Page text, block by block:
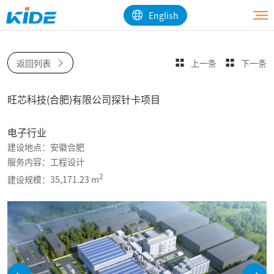
English
返回列表 上一条 下一条
旺芯科技(合肥)有限公司探针卡项目
电子行业
建设地点：安徽合肥
服务内容：工程设计
建设规模：35,171.23 m2